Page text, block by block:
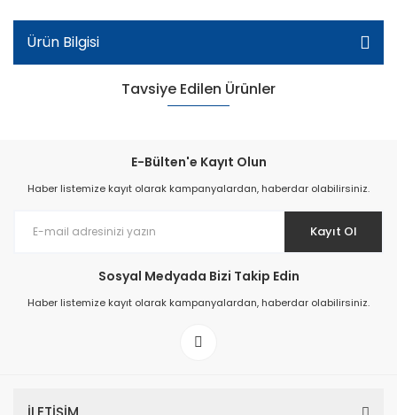
Ürün Bilgisi
Tavsiye Edilen Ürünler
Apartman Topuk Kadın Ayakkabı - Siyah
E-Bülten'e Kayıt Olun
Haber listemize kayıt olarak kampanyalardan, haberdar olabilirsiniz.
Kayıt Ol
Sosyal Medyada Bizi Takip Edin
Haber listemize kayıt olarak kampanyalardan, haberdar olabilirsiniz.